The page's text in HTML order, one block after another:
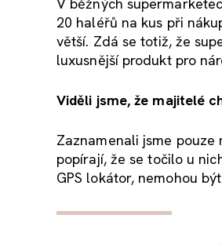
20 haléřů na kus při
větší. Zdá se totiž, že
luxusnější produkt pro
Viděli jsme, že majitelé
Zaznamenali jsme
popírají, že se točilo u
GPS lokátor, nemohou